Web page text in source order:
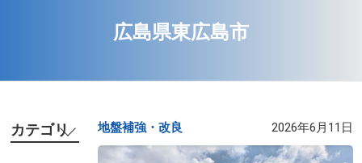
広島県東広島市
カテゴリ 地盤補強・改良​ 2026年6月11日